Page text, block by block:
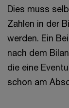
Dies muss
Zahlen in der
werden. Ein
nach dem
die eine
schon am